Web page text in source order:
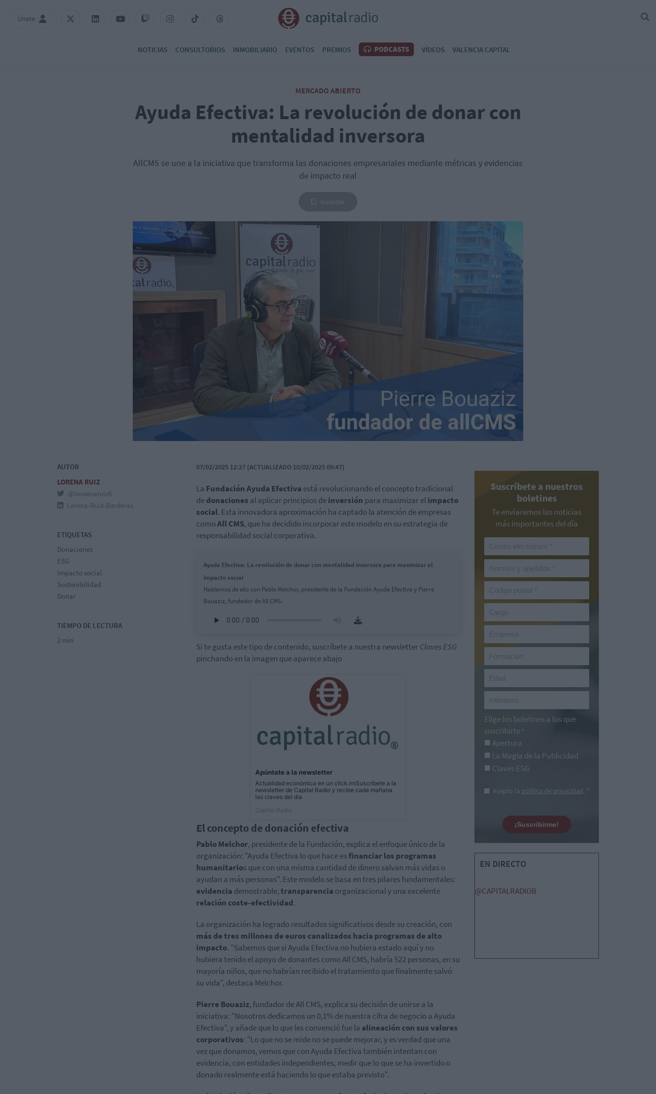
Únete
NOTICIAS CONSULTORIOS INMOBILIARIO EVENTOS PREMIOS PODCASTS VÍDEOS VALENCIA CAPITAL
MERCADO ABIERTO
Ayuda Efectiva: La revolución de donar con
mentalidad inversora
AllCMS se une a la iniciativa que transforma las donaciones empresariales mediante métricas y evidencias
de impacto real
AUTOR
LORENA RUIZ
@loreenaruiz6
Lorena-Ruiz-Barderas
ETIQUETAS
Donaciones
ESG
Impacto social
Sostenibilidad
Donar
TIEMPO DE LECTURA
2 min
07/02/2025 12:27 (ACTUALIZADO 10/02/2025 09:47)
La Fundación Ayuda Efectiva está revolucionando el concepto tradicional
dedonaciones al aplicar principios deinversión para maximizar elimpacto
social. Esta innovadora aproximación ha captado la atención de empresas
comoAll CMS, que ha decidido incorporar este modelo en su estrategia de
responsabilidad social corporativa.
Ayuda Efectiva: La revolución de donar con mentalidad inversora para maximizar el
impacto social
Hablamos de ello con Pablo Melchor, presidente de la Fundación Ayuda Efectiva y Pierre
Bouaziz, fundador de All CMS.
Si te gusta este tipo de contenido, suscríbete a nuestra newsletterClaves ESG
pinchando en la imagen que aparece abajo
Apúntate a la newsletter
Actualidad económica en un click.nnSuscríbete a la
newsletter de Capital Radio y recibe cada mañana
las claves del día
Capital Radio
El concepto de donación efectiva
Pablo Melchor, presidente de la Fundación, explica el enfoque único de la
organización: "Ayuda Efectiva lo que hace esfinanciar los programas
humanitarios que con una misma cantidad de dinero salvan más vidas o
ayudan a más personas". Este modelo se basa en tres pilares fundamentales:
evidencia demostrable,transparencia organizacional y una excelente
relación coste-efectividad.
La organización ha logrado resultados significativos desde su creación, con
más de tres millones de euros canalizados hacia programas de alto
impacto. "Sabemos que si Ayuda Efectiva no hubiera estado aquí y no
hubiera tenido el apoyo de donantes como All CMS, habría 522 personas, en su
mayoría niños, que no habrían recibido el tratamiento que finalmente salvó
su vida", destaca Melchor.
Pierre Bouaziz, fundador de All CMS, explica su decisión de unirse a la
iniciativa: "Nosotros dedicamos un 0,1% de nuestra cifra de negocio a Ayuda
Efectiva", y añade que lo que les convenció fue la alineación con sus valores
corporativos: "Lo que no se mide no se puede mejorar, y es verdad que una
vez que donamos, vemos que con Ayuda Efectiva también intentan con
evidencia, con entidades independientes, medir que lo que se ha invertido o
donado realmente está haciendo lo que estaba previsto".
Suscríbete a nuestros
boletines
Te enviaremos las noticias
más importantes del día
Elige los boletines a los que
suscribirte *
Apertura
La Magia de la Publicidad
Claves ESG
Acepto la política de privacidad. *
¡Suscribirme!
EN DIRECTO
@CAPITALRADIOB